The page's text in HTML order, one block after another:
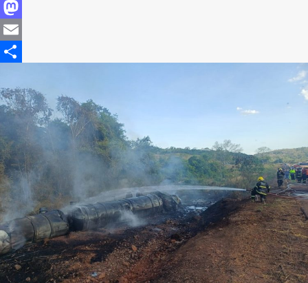
Facebook
Mastodon
Email